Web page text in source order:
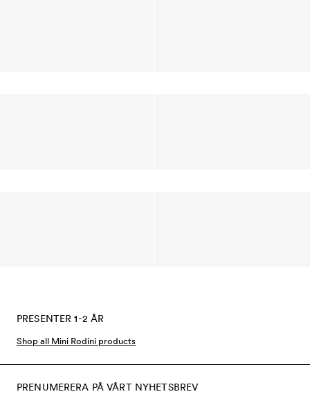
PRESENTER 1-2 ÅR
Shop all Mini Rodini products
PRENUMERERA PÅ VÅRT NYHETSBREV